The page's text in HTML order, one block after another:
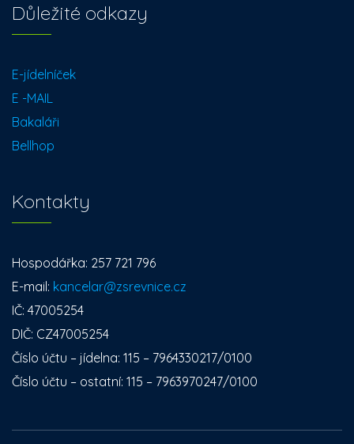
Důležité odkazy
E-jídelníček
E -MAIL
Bakaláři
Bellhop
Kontakty
Hospodářka: 257 721 796
E-mail: kancelar@zsrevnice.cz
IČ: 47005254
DIČ: CZ47005254
Číslo účtu – jídelna: 115 – 7964330217/0100
Číslo účtu – ostatní: 115 – 7963970247/0100